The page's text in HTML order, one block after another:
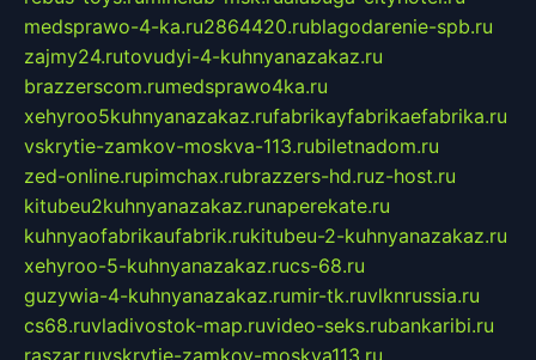
medsprawo-4-ka.ru2864420.rublagodarenie-spb.ru
zajmy24.rutovudyi-4-kuhnyanazakaz.ru
brazzerscom.rumedsprawo4ka.ru
xehyroo5kuhnyanazakaz.rufabrikayfabrikaefabrika.ru
vskrytie-zamkov-moskva-113.rubiletnadom.ru
zed-online.rupimchax.rubrazzers-hd.ruz-host.ru
kitubeu2kuhnyanazakaz.runaperekate.ru
kuhnyaofabrikaufabrik.rukitubeu-2-kuhnyanazakaz.ru
xehyroo-5-kuhnyanazakaz.rucs-68.ru
guzywia-4-kuhnyanazakaz.rumir-tk.ruvlknrussia.ru
cs68.ruvladivostok-map.ruvideo-seks.rubankaribi.ru
raszar.ruvskrytie-zamkov-moskva113.ru